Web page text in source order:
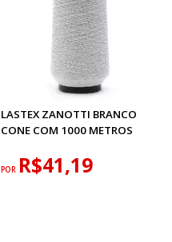
LASTEX ZANOTTI BRANCO
CONE COM 1000 METROS
POR R$41,19